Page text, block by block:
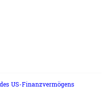
US-Finanzvermögens